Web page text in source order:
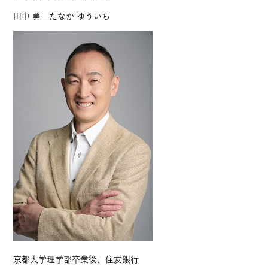
田中 勇一たなか ゆういち
京都大学理学部卒業後、住友銀行